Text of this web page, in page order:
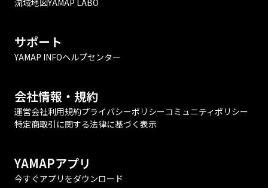
流域地図YAMAP LABO
サポート
YAMAP INFOヘルプセンター
会社情報・規約
運営会社利用規約プライバシーポリシーコミュニティポリシー
特定商取引に関する法律に基づく表示
YAMAPアプリ
今すぐアプリをダウンロード